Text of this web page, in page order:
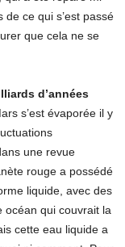
ce qui s’est passé
que cela ne se
d’années
s’est évaporée il y
une revue
rouge a possédé
liquide, avec des
océan qui couvrait la
cette eau liquide a